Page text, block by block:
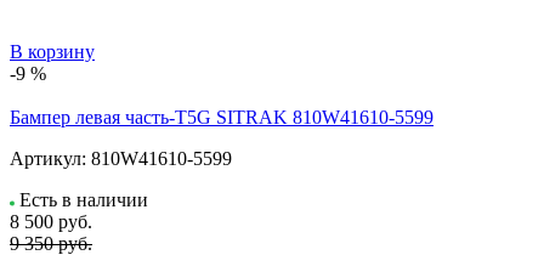
В корзину
-9 %
Бампер левая часть-T5G SITRAK 810W41610-5599
Артикул: 810W41610-5599
Есть в наличии
8 500 руб.
9 350 руб.